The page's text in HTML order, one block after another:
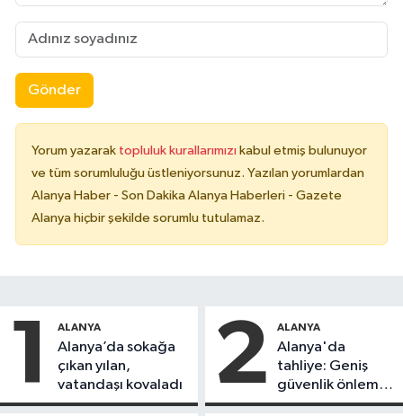
Gönder
Yorum yazarak topluluk kurallarımızı kabul etmiş bulunuyor
ve tüm sorumluluğu üstleniyorsunuz. Yazılan yorumlardan
Alanya Haber - Son Dakika Alanya Haberleri - Gazete
Alanya hiçbir şekilde sorumlu tutulamaz.
1 ALANYA
Alanya’da sokağa
çıkan yılan,
vatandaşı kovaladı
2 ALANYA
Alanya'da
tahliye: Geniş
güvenlik önlemi
alındı